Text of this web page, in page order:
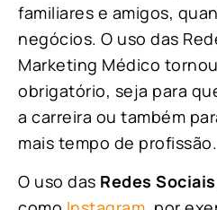
familiares e amigos,
negócios. O uso das
Marketing Médico
obrigatório, seja para
a carreira ou também
mais tempo de profissão.
O uso das Redes